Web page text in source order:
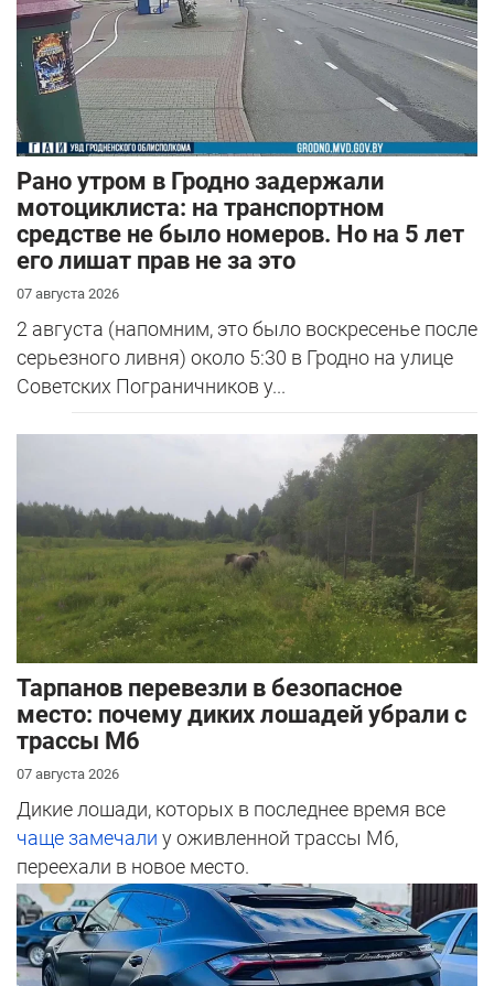
Рано утром в Гродно задержали
мотоциклиста: на транспортном
средстве не было номеров. Но на 5 лет
его лишат прав не за это
07 августа 2026
2 августа (напомним, это было воскресенье после
серьезного ливня) около 5:30 в Гродно на улице
Советских Пограничников у...
Тарпанов перевезли в безопасное
место: почему диких лошадей убрали с
трассы М6
07 августа 2026
Дикие лошади, которых в последнее время все
чаще замечали у оживленной трассы М6,
переехали в новое место.